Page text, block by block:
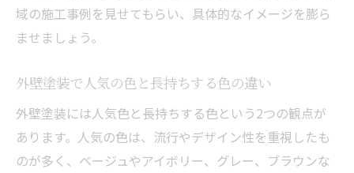
域の施工事例を見せてもらい、具体的なイメージを膨ら
ませましょう。
外壁塗装で人気の色と長持ちする色の違い
外壁塗装には人気色と長持ちする色という2つの観点が
あります。人気の色は、流行やデザイン性を重視したも
のが多く、ベージュやアイボリー、グレー、ブラウンな